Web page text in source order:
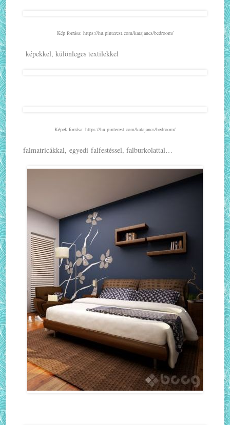
Kép forrása: https://hu.pinterest.com/katajancs/bedroom/
képekkel, különleges textilekkel
Képek forrása: https://hu.pinterest.com/katajancs/bedroom/
falmatricákkal, egyedi falfestéssel, falburkolattal…